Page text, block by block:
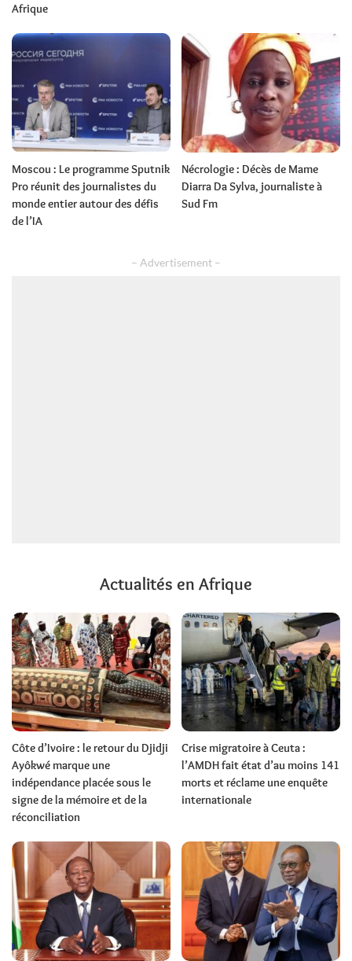
Afrique
Moscou : Le programme Sputnik
Pro réunit des journalistes du
monde entier autour des défis
de l’IA
Nécrologie : Décès de Mame
Diarra Da Sylva, journaliste à
Sud Fm
– Advertisement –
Actualités en Afrique
Côte d’Ivoire : le retour du Djidji
Ayôkwé marque une
indépendance placée sous le
signe de la mémoire et de la
réconciliation
Crise migratoire à Ceuta :
l’AMDH fait état d’au moins 141
morts et réclame une enquête
internationale